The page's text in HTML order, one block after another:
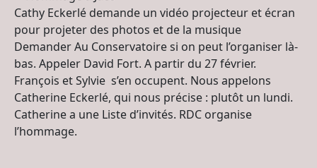
Cathy Eckerlé demande un vidéo projecteur et écran
pour projeter des photos et de la musique
Demander Au Conservatoire si on peut l’organiser là-
bas. Appeler David Fort. A partir du 27 février.
François et Sylvie s’en occupent. Nous appelons
Catherine Eckerlé, qui nous précise : plutôt un lundi.
Catherine a une Liste d’invités. RDC organise
l’hommage.